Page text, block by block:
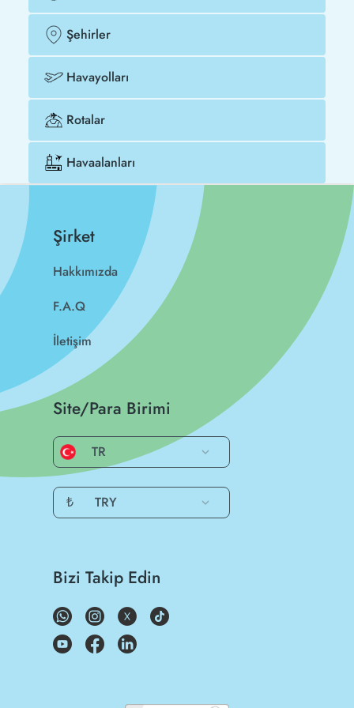
Şehirler
Havayolları
Rotalar
Havaalanları
Şirket
Hakkımızda
F.A.Q
İletişim
Site/Para Birimi
TR
₺ TRY
Bizi Takip Edin